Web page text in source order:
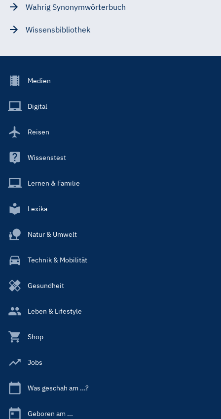
Wahrig Synonymwörterbuch
Wissensbibliothek
Footer
Main
Medien
Digital
Reisen
Wissenstest
Lernen & Familie
Lexika
Natur & Umwelt
Technik & Mobilität
Gesundheit
Leben & Lifestyle
Shop
Jobs
Was geschah am ...?
Geboren am ...